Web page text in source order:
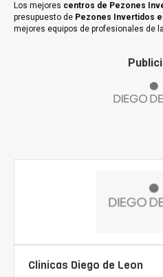
Los mejores centros de Pezones
presupuesto de Pezones Invertidos
mejores equipos de profesionales de
Clinicas Diego de Leon